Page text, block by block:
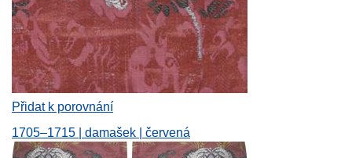
Přidat k porovnání
1705–1715 | damašek | červená